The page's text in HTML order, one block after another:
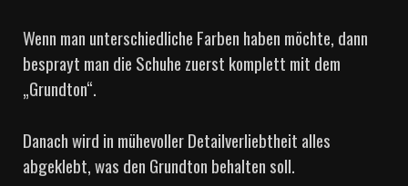
Wenn man unterschiedliche Farben haben möchte, dann
besprayt man die Schuhe zuerst komplett mit dem
„Grundton“.
Danach wird in mühevoller Detailverliebtheit alles
abgeklebt, was den Grundton behalten soll.